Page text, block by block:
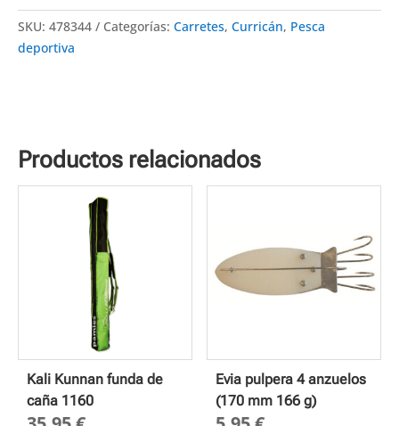
SKU: 478344 Categorías: Carretes, Curricán, Pesca
deportiva
Productos relacionados
Kali Kunnan funda de
caña 1160
Evia pulpera 4 anzuelos
(170 mm 166 g)